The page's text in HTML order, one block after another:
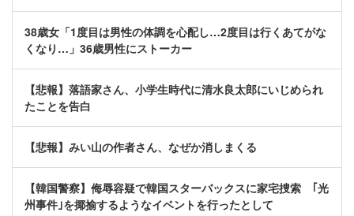
38歳女「1度目は男性の体調を心配し…2度目は行くあてがな
くなり…」36歳男性にストーカー
【悲報】落語家さん、小学生時代に清水良太郎にいじめられ
たことを告白
【悲報】みい山の作者さん、なぜか消しまくる
【韓国警察】侮辱容疑で韓国スターバックスに家宅捜索 ｢光
州事件｣を揶揄するようなイベントを行ったとして